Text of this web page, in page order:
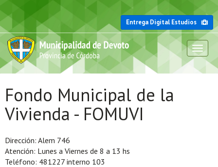
Entrega Digital Estudios
Fondo Municipal de la
Vivienda - FOMUVI
Dirección: Alem 746
Atención: Lunes a Viernes de 8 a 13 hs
Teléfono: 481227 interno 103